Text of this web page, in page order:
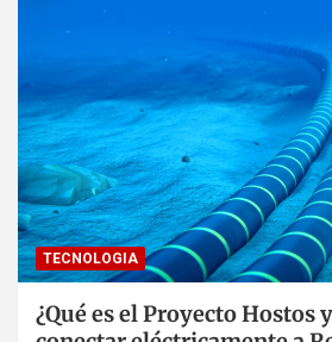
TECNOLOGIA
¿Qué es el Proyecto Hostos